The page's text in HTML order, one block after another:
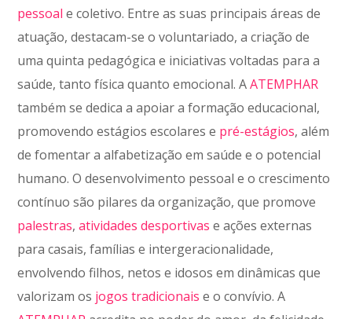
pessoal e coletivo. Entre as suas principais áreas de
atuação, destacam-se o voluntariado, a criação de
uma quinta pedagógica e iniciativas voltadas para a
saúde, tanto física quanto emocional. AATEMPHAR
também se dedica a apoiar a formação educacional,
promovendo estágios escolares e pré-estágios, além
de fomentar a alfabetização em saúde e o potencial
humano. O desenvolvimento pessoal e o crescimento
contínuo são pilares da organização, que promove
palestras,atividades desportivas e ações externas
para casais, famílias e intergeracionalidade,
envolvendo filhos, netos e idosos em dinâmicas que
valorizam os jogos tradicionais e o convívio. A